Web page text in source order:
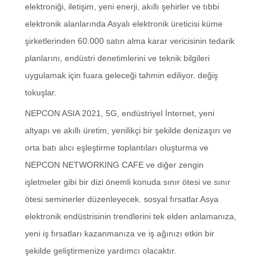
elektroniği, iletişim, yeni enerji, akıllı şehirler ve tıbbi
elektronik alanlarında Asyalı elektronik üreticisi küme
şirketlerinden 60.000 satın alma karar vericisinin tedarik
planlarını, endüstri denetimlerini ve teknik bilgileri
uygulamak için fuara geleceği tahmin ediliyor. değiş
tokuşlar.
NEPCON ASIA 2021, 5G, endüstriyel İnternet, yeni
altyapı ve akıllı üretim, yenilikçi bir şekilde denizaşırı ve
orta batı alıcı eşleştirme toplantıları oluşturma ve
NEPCON NETWORKING CAFE ve diğer zengin
işletmeler gibi bir dizi önemli konuda sınır ötesi ve sınır
ötesi seminerler düzenleyecek. sosyal fırsatlar.Asya
elektronik endüstrisinin trendlerini tek elden anlamanıza,
yeni iş fırsatları kazanmanıza ve iş ağınızı etkin bir
şekilde geliştirmenize yardımcı olacaktır.